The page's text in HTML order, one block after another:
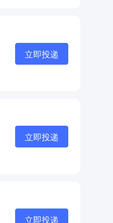
立即投递
立即投递
立即投递